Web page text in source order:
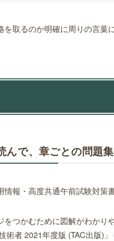
を取るのか明確に周りの言葉
んで、章ごとの問題
情報・高度共通午前試験対策
をつかむために図解がわか
術者 2021年度版 (TAC出版)」